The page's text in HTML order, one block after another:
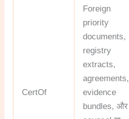
CertOf
Foreign
priority
documents,
registry
extracts,
agreements,
evidence
bundles, और